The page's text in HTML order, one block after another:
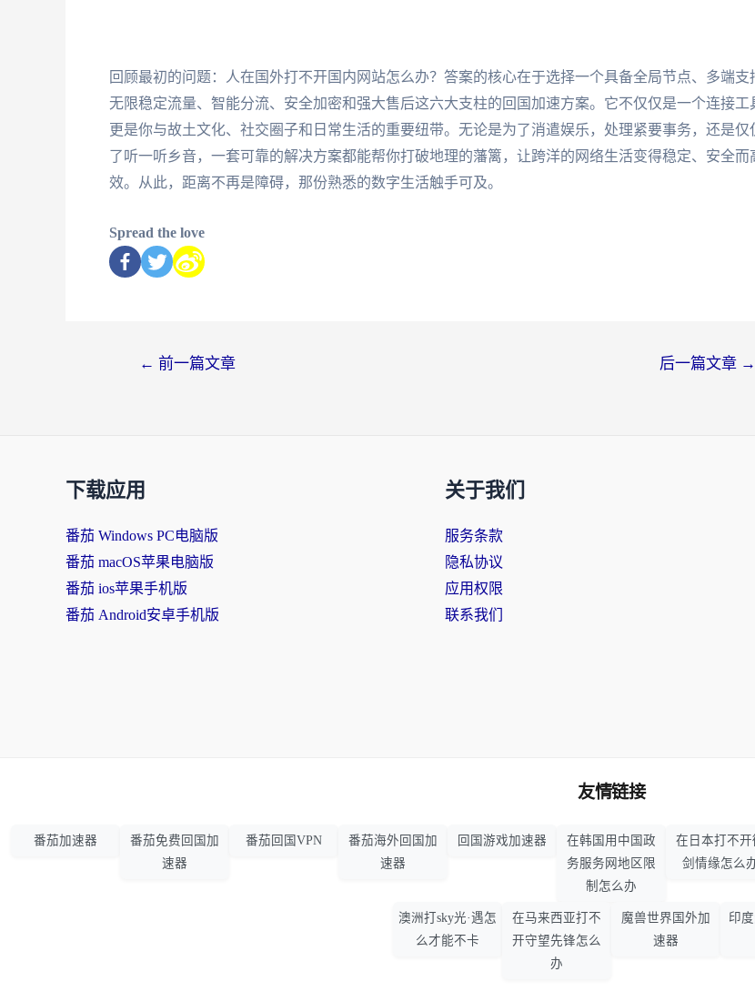
回顾最初的问题：人在国外打不开国内网站怎么办？答案的核心在于选择一个具备全局节点、多端支
无限稳定流量、智能分流、安全加密和强大售后这六大支柱的回国加速方案。它不仅仅是一个连接工
更是你与故土文化、社交圈子和日常生活的重要纽带。无论是为了消遣娱乐，处理紧要事务，还是仅
了听一听乡音，一套可靠的解决方案都能帮你打破地理的藩篱，让跨洋的网络生活变得稳定、安全而
效。从此，距离不再是障碍，那份熟悉的数字生活触手可及。
Spread the love
← 前一篇文章 后一篇文章 →
下载应用
番茄 Windows PC电脑版
番茄 macOS苹果电脑版
番茄 ios苹果手机版
番茄 Android安卓手机版
关于我们
服务条款
隐私协议
应用权限
联系我们
友情链接
番茄加速器
番茄免费回国加
速器
番茄回国VPN
番茄海外回国加
速器
回国游戏加速器
在韩国用中国政
务服务网地区限
制怎么办
在日本打不开
剑情缘怎么
澳洲打sky光·遇怎
么才能不卡
在马来西亚打不
开守望先锋怎么
办
魔兽世界国外加
速器
印